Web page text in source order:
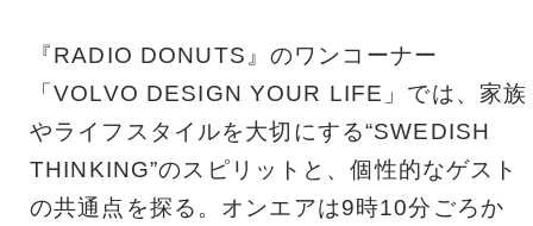
『RADIO DONUTS』のワンコーナー
「VOLVO DESIGN YOUR LIFE」では、家族
やライフスタイルを大切にする“SWEDISH
THINKING”のスピリットと、個性的なゲスト
の共通点を探る。オンエアは9時10分ごろか